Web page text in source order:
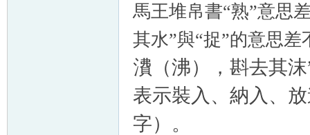
馬王堆帛書“熟”意思
其水”與“捉”的意思差
㵒（沸），斟去其沫
表示裝入、納入、
字）。